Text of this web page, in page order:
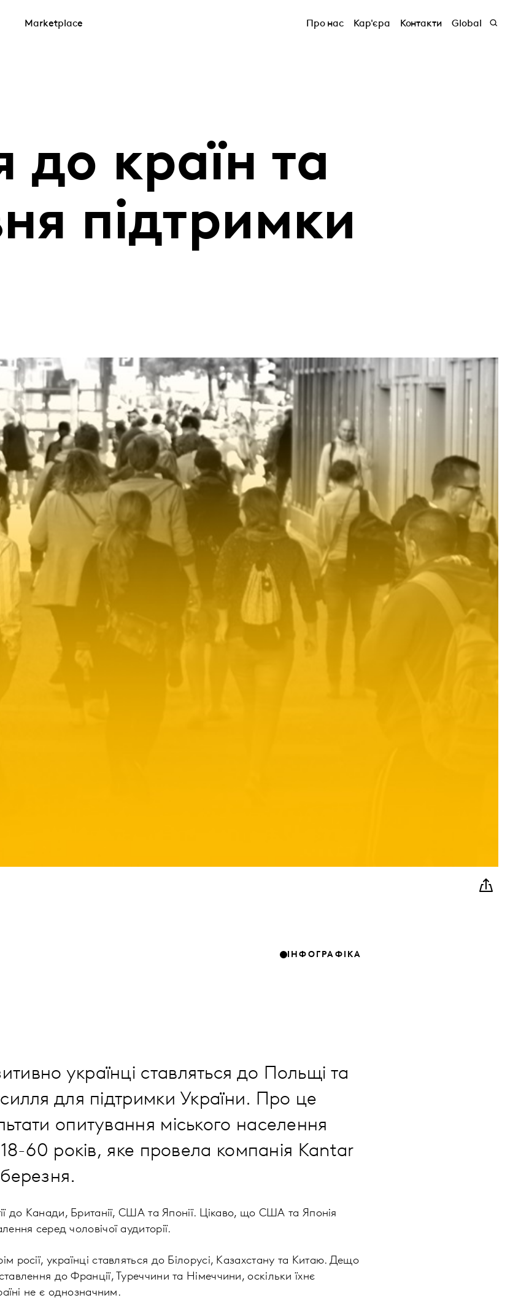
Marketplace Про нас Кар'єра Контакти Global
до країн та
підтримки
ІНФОГРАФІКА
українці ставляться до Польщі та
для підтримки України. Про це
опитування міського населення
18-60 років, яке провела компанія Kantar
до Канади, Британії, США та Японії. Цікаво, що США та Японія
серед чоловічої аудиторії.
росії, українці ставляться до Білорусі, Казахстану та Китаю. Дещо
до Франції, Туреччини та Німеччини, оскільки їхнє
не є однозначним.